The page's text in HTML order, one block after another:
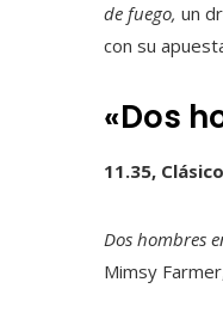
de fuego, un
con su
«Dos
11.35,
Dos hombres
Mimsy